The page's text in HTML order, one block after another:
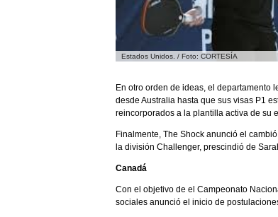
Estados Unidos. / Foto: CORTESÍA
En otro orden de ideas, el departamento
desde Australia hasta que sus visas P1
reincorporados a la plantilla activa de su
Finalmente, The Shock anunció el
la división Challenger, prescindió de
Canadá
Con el objetivo de el Campeonato
sociales anunció el inicio de